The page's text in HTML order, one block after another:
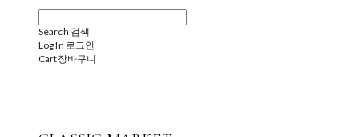
Search 검색
Log In 로그인
Cart장바구니